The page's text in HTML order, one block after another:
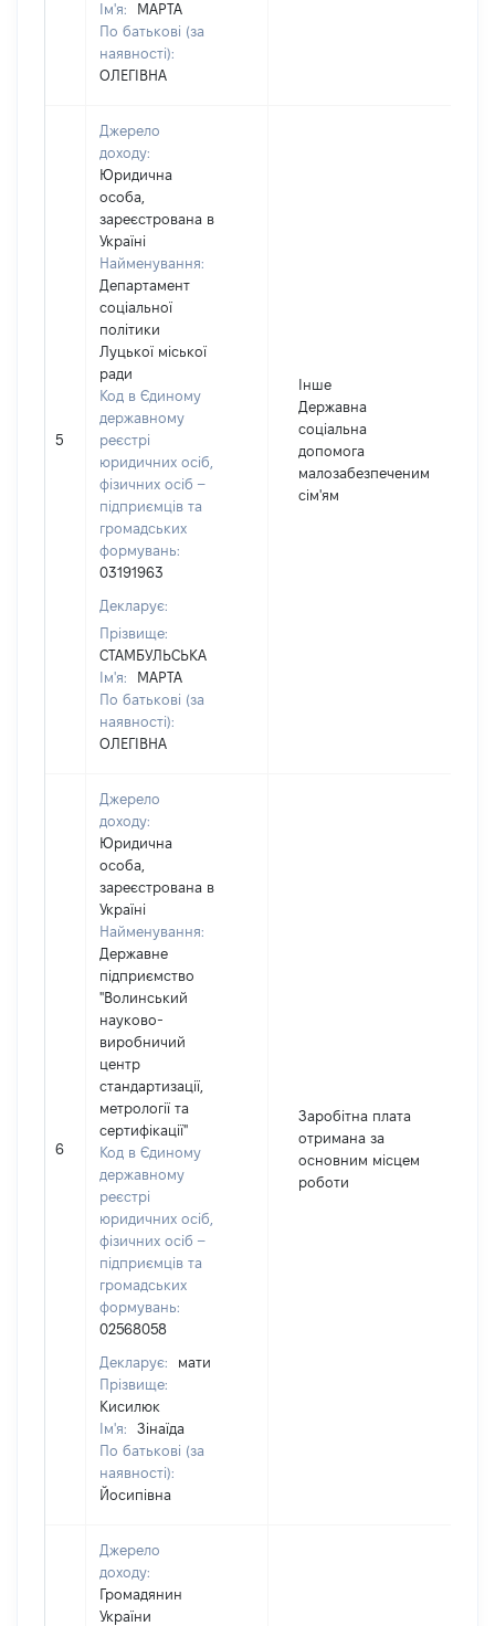
Ім'я:
МАРТА
По батькові (за
наявності):
ОЛЕГІВНА
5
Джерело
доходу:
Юридична
особа,
зареєстрована в
Україні
Найменування:
Департамент
соціальної
політики
Луцької міської
ради
Код в Єдиному
державному
реєстрі
юридичних осіб,
фізичних осіб –
підприємців та
громадських
формувань:
03191963
Декларує:
Прізвище:
СТАМБУЛЬСЬКА
Ім'я:
МАРТА
По батькові (за
наявності):
ОЛЕГІВНА
Інше
Державна
соціальна
допомога
малозабезпеченим
сім'ям
6
Джерело
доходу:
Юридична
особа,
зареєстрована в
Україні
Найменування:
Державне
підприємство
"Волинський
науково-
виробничий
центр
стандартизації,
метрології та
сертифікації"
Код в Єдиному
державному
реєстрі
юридичних осіб,
фізичних осіб –
підприємців та
громадських
формувань:
02568058
Декларує:
мати
Прізвище:
Кисилюк
Ім'я:
Зінаїда
По батькові (за
наявності):
Йосипівна
Заробітна плата
отримана за
основним місцем
роботи
Джерело
доходу:
Громадянин
України